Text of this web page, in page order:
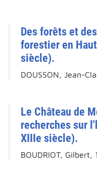
Des forêts et
forestier en
siècle).
DOUSSON, Jean-
Le Château de
recherches sur
XIIIe siècle).
BOUDRIOT, Gilbert,